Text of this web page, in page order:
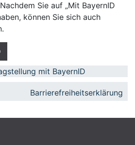
Sie auf „Mit BayernID
können Sie sich auch
mit BayernID
Barrierefreiheitserklärung